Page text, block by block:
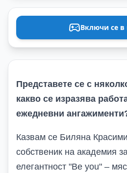
Включи се в
Представете се с
какво се изразява
ежедневни
Казвам се Биляна
собственик на академия
елегантност "Be you" –